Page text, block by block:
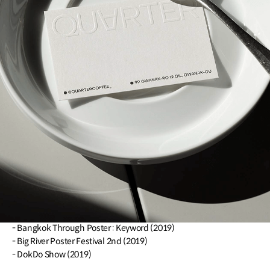
브랜드 디자이너 나하나
현) 프리랜서
전) 모베러웍스 브랜드 디자이너
전) 토스 브랜드 디자이너
전) BAT 브랜드 디자이너
이력 더 보기
- wrm 서베이 : N가지의 툴 (2021)
- 전염과 면역: Infection and Immunity (2020)
- 대구단편영화제 DIFF Poster Exhibition (2020)
- Heavy Magazine Pop-Up Exhibition (2020)
- Be There Design Festival : in Hongkong (2019)
- Bangkok Through Poster : Keyword (2019)
- Big River Poster Festival 2nd (2019)
- DokDo Show (2019)